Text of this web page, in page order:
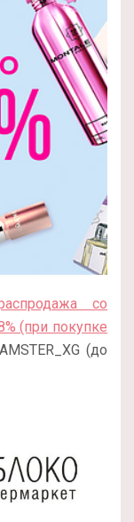
со
(при покупке
(до